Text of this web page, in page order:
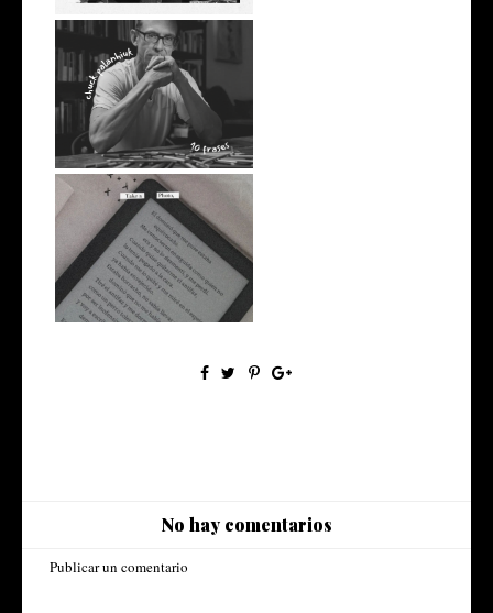
10 frases de Chuck Palahniuk
10 frases de Pessoa
No hay comentarios
Publicar un comentario